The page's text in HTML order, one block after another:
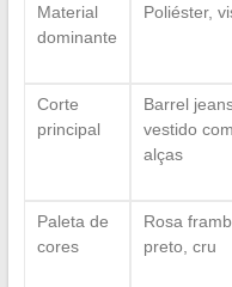
Material
dominante
Poliéster,
Corte
principal
Barrel
vestido com
alças
Paleta de
cores
Rosa
preto, cru